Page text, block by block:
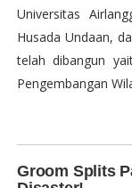
Universitas
Husada Undaan,
telah dibangun
Pengembangan